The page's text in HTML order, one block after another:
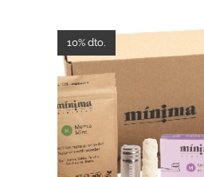
10% dto.